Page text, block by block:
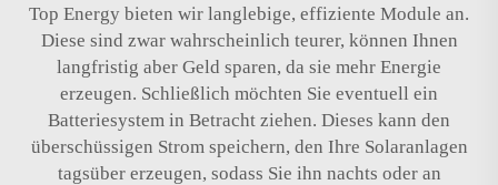
Top Energy bieten wir langlebige, effiziente Module an.
Diese sind zwar wahrscheinlich teurer, können Ihnen
langfristig aber Geld sparen, da sie mehr Energie
erzeugen. Schließlich möchten Sie eventuell ein
Batteriesystem in Betracht ziehen. Dieses kann den
überschüssigen Strom speichern, den Ihre Solaranlagen
tagsüber erzeugen, sodass Sie ihn nachts oder an